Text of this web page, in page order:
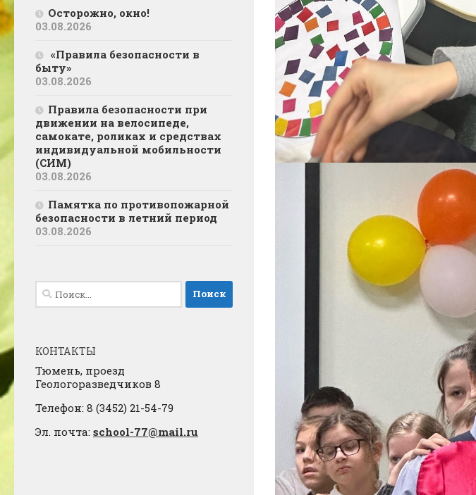
Осторожно, окно!
03.08.2026
«Правила безопасности в
быту»
03.08.2026
Правила безопасности при
движении на велосипеде,
самокате, роликах и средствах
индивидуальной мобильности
(СИМ)
03.08.2026
Памятка по противопожарной
безопасности в летний период
03.08.2026
Найти:
КОНТАКТЫ
Тюмень, проезд
Геологоразведчиков 8
Телефон: 8 (3452) 21-54-79
Эл. почта: school-77@mail.ru